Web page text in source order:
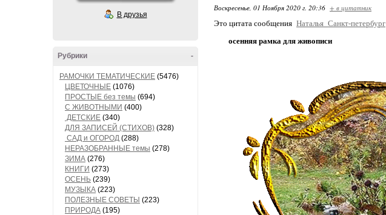
В друзья
-
Рубрики
РАМОЧКИ ТЕМАТИЧЕСКИЕ (5476)
ЦВЕТОЧНЫЕ (1076)
ПРОСТЫЕ без темы (694)
С ЖИВОТНЫМИ (400)
ДЕТСКИЕ (340)
ДЛЯ ЗАПИСЕЙ (СТИХОВ) (328)
САД и ОГОРОД (288)
НЕРАЗОБРАННЫЕ темы (278)
ЗИМА (276)
КНИГИ (273)
ОСЕНЬ (239)
МУЗЫКА (223)
ПОЛЕЗНЫЕ СОВЕТЫ (223)
ПРИРОДА (195)
Воскресенье, 01 Ноября 2020 г. 20:36 + в цитатник
Это цитата сообщения Наталья_Санкт-петербург
осенняя рамка для живописи